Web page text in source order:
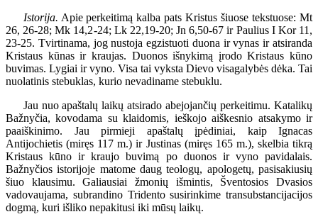
Istorija. Apie perkeitimą kalba pats Kristus šiuose tekstuose: Mt
26, 26-28; Mk 14,2-24; Lk 22,19-20; Jn 6,50-67 ir Paulius I Kor 11,
23-25. Tvirtinama, jog nustoja egzistuoti duona ir vynas ir atsiranda
Kristaus kūnas ir kraujas. Duonos išnykimą įrodo Kristaus kūno
buvimas. Lygiai ir vyno. Visa tai vyksta Dievo visagalybės dėka. Tai
nuolatinis stebuklas, kurio nevadiname stebuklu.
Jau nuo apaštalų laikų atsirado abejojančių perkeitimu. Katalikų
Bažnyčia, kovodama su klaidomis, ieškojo aiškesnio atsakymo ir
paaiškinimo. Jau pirmieji apaštalų įpėdiniai, kaip Ignacas
Antijochietis (miręs 117 m.) ir Justinas (miręs 165 m.), skelbia tikrą
Kristaus kūno ir kraujo buvimą po duonos ir vyno pavidalais.
Bažnyčios istorijoje matome daug teologų, apologetų, pasisakiusių
šiuo klausimu. Galiausiai žmonių išmintis, Šventosios Dvasios
vadovaujama, subrandino Tridento susirinkime transubstancijacijos
dogmą, kuri išliko nepakitusi iki mūsų laikų.